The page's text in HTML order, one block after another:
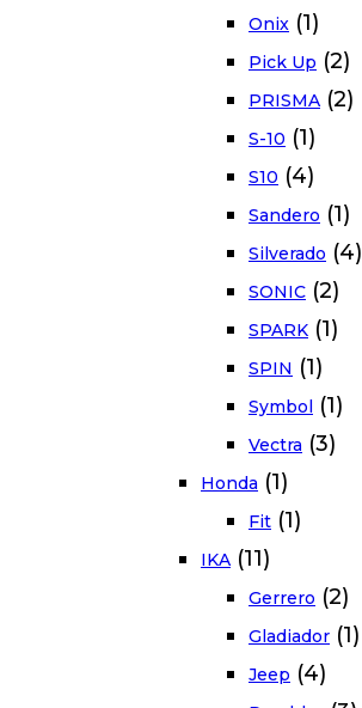
Onix (1)
Pick Up (2)
PRISMA (2)
S-10 (1)
S10 (4)
Sandero (1)
Silverado (4)
SONIC (2)
SPARK (1)
SPIN (1)
Symbol (1)
Vectra (3)
Honda (1)
Fit (1)
IKA (11)
Gerrero (2)
Gladiador (1)
Jeep (4)